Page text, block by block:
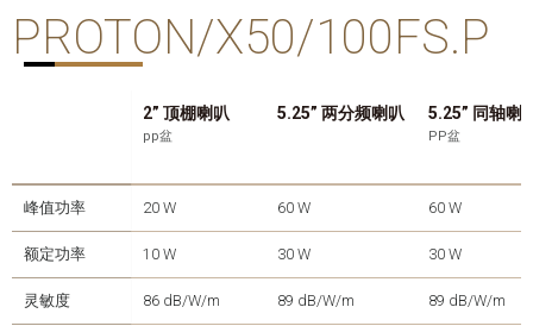
PROTON/X50/100FS.P
2” 顶棚喇叭
pp盆
5.25” 两分频喇叭 5.25” 同轴喇
PP盆
峰值功率 20 W 60 W 60 W
额定功率 10 W 30 W 30 W
灵敏度 86 dB/W/m 89 dB/W/m 89 dB/W/m